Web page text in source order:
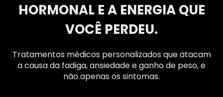
HORMONAL E A ENERGIA QUE
VOCÊ PERDEU.
Tratamentos médicos personalizados que atacam
a causa da fadiga, ansiedade e ganho de peso, e
não apenas os sintomas.